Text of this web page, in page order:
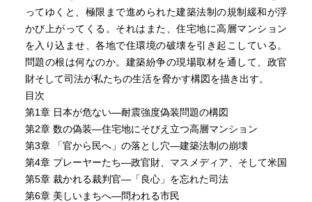
［ 参考となる書評 ］
ってゆくと、極限まで進められた建築法制の規制緩和が浮
かび上がってくる。それはまた、住宅地に高層マンション
を入り込ませ、各地で住環境の破壊を引き起こしている。
問題の根は何なのか。建築紛争の現場取材を通して、政官
財そして司法が私たちの生活を脅かす構図を描き出す。
目次
第1章 日本が危ない―耐震強度偽装問題の構図
第2章 数の偽装―住宅地にそびえ立つ高層マンション
第3章 「官から民へ」の落とし穴―建築法制の崩壊
第4章 プレーヤーたち―政官財、マスメディア、そして米国
第5章 裁かれる裁判官―「良心」を忘れた司法
第6章 美しいまちへ―問われる市民